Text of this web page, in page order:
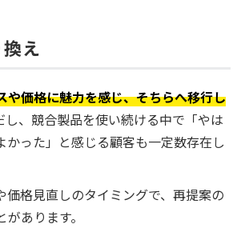
え
や価格に魅力を感じ、そちらへ移行し
し、競合製品を使い続ける中で「やは
かった」と感じる顧客も一定数存在し
価格見直しのタイミングで、再提案の
あります。